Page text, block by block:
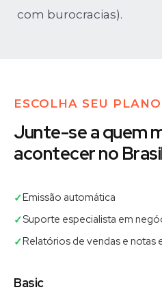
com burocracias).
ESCOLHA SEU
Junte-se a quem
acontecer no
✓Emissão automática
✓Suporte especialista em
✓Relatórios de vendas e notas
Basic